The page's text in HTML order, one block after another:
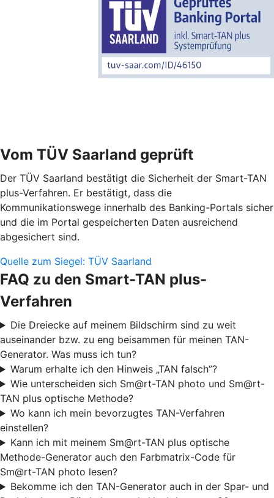
Vom TÜV Saarland geprüft
Der TÜV Saarland bestätigt die Sicherheit der Smart-TAN
plus-Verfahren. Er bestätigt, dass die
Kommunikationswege innerhalb des Banking-Portals sicher
und die im Portal gespeicherten Daten ausreichend
abgesichert sind.
Quelle zum Siegel: TÜV Saarland
FAQ zu den Smart-TAN plus-
Verfahren
Die Dreiecke auf meinem Bildschirm sind zu weit
auseinander bzw. zu eng beisammen für meinen TAN-
Generator. Was muss ich tun?
Warum erhalte ich den Hinweis „TAN falsch”?
Wie unterscheiden sich Sm@rt-TAN photo und Sm@rt-
TAN plus optische Methode?
Wo kann ich mein bevorzugtes TAN-Verfahren
einstellen?
Kann ich mit meinem Sm@rt-TAN plus optische
Methode-Generator auch den Farbmatrix-Code für
Sm@rt-TAN photo lesen?
Bekomme ich den TAN-Generator auch in der Spar- und